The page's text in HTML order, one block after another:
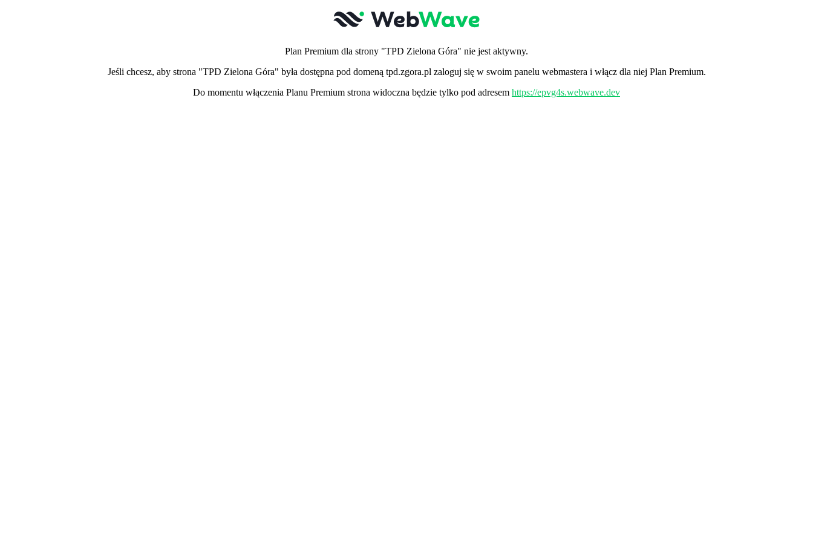
Plan Premium dla strony "TPD Zielona Góra" nie jest aktywny.
Jeśli chcesz, aby strona "TPD Zielona Góra" była dostępna pod domeną tpd.zgora.pl zaloguj się w swoim panelu webmastera i włącz dla niej Plan Premium.
Do momentu włączenia Planu Premium strona widoczna będzie tylko pod adresem https://epvg4s.webwave.dev